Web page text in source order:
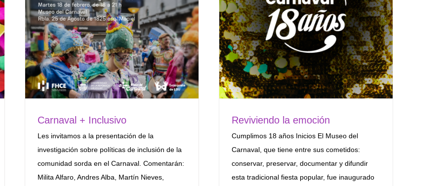
Carnaval + Inclusivo
Les invitamos a la presentación de la
investigación sobre políticas de inclusión de la
comunidad sorda en el Carnaval. Comentarán:
Milita Alfaro, Andres Alba, Martín Nieves,
Reviviendo la emoción
Cumplimos 18 años Inicios El Museo del
Carnaval, que tiene entre sus cometidos:
conservar, preservar, documentar y difundir
esta tradicional fiesta popular, fue inaugurado